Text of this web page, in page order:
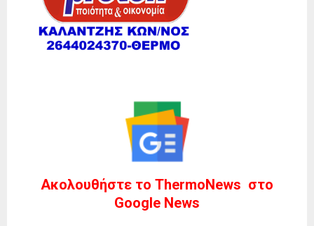
Ακολουθήστε το ThermoNews στο
Google News